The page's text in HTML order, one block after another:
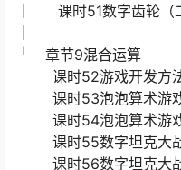
│ 课时51数字齿轮（
└─章节9混合运算
课时52游戏开发方
课时53泡泡算术游
课时54泡泡算术游
课时55数字坦克大战
课时56数字坦克大战